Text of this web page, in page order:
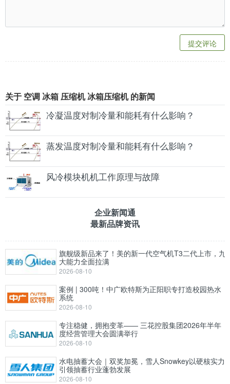
提交评论
关于 空调 冰箱 压缩机 冰箱压缩机 的新闻
冷凝温度对制冷量和能耗有什么影响？
蒸发温度对制冷量和能耗有什么影响？
风冷模块机机工作原理与故障
企业新闻通
最新品牌资讯
旗舰级新品来了！美的新一代空气机T3二代上市，九
大能力全面拉满
2026-08-10
案例 | 300吨！中广欧特斯为正阳职专打造校园热水
系统
2026-08-10
专注稳健，拥抱变革—— 三花控股集团2026年半年
度经营管理大会圆满举行
2026-08-10
水电抽蓄大会｜双奖加冕，雪人Snowkey以硬核实力
引领抽蓄行业蓬勃发展
2026-08-10